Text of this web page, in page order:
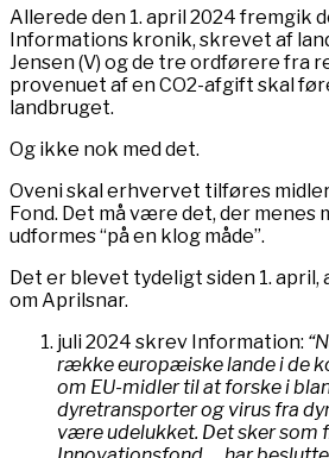
Allerede den 1. april 2024 fremgik
Informations kronik, skrevet af
Jensen (V) og de tre ordførere fra
provenuet af en CO2-afgift skal
landbruget.
Og ikke nok med det.
Oveni skal erhvervet tilføres
Fond. Det må være det, der menes
udformes “på en klog måde”.
Det er blevet tydeligt siden 1. april,
om Aprilsnar.
juli 2024 skrev Information:
række europæiske lande i de
om EU-midler til at forske i
dyretransporter og virus fra
være udelukket. Det sker som